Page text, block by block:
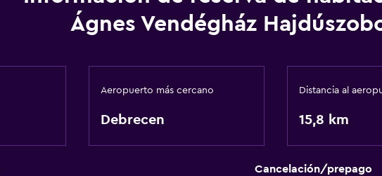
Ágnes Vendégház
Aeropuerto más cercano
Debrecen
Distancia al
15,8 km
Cancelación/prepago